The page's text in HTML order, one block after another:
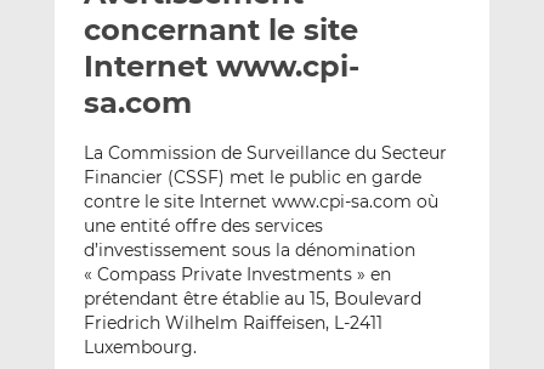
e
p
e
m
a
i
l
g
e
r
r
L
n
k
e
d
g
e
r
r
F
a
c
e
b
o
concernant le site
Internet www.cpi-
sa.com
La Commission de Surveillance du Secteur
Financier (CSSF) met le public en garde
contre le site Internet www.cpi-sa.com où
une entité offre des services
d’investissement sous la dénomination
« Compass Private Investments » en
prétendant être établie au 15, Boulevard
Friedrich Wilhelm Raiffeisen, L-2411
Luxembourg.